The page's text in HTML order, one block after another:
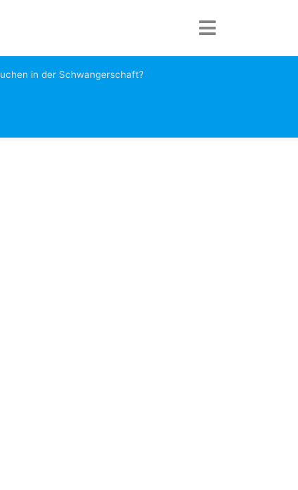
in der Schwangerschaft?